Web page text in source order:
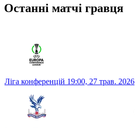
Останні матчі гравця
Ліга конференцій 19:00, 27 трав. 2026